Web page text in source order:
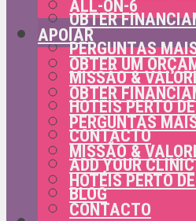
OBTER
PERGUNTAS
MISSÃO &
HOTÉIS PERTO
CONTACTO
ADD YOUR CLINIC
BLOG
ALL-ON-6
APOIAR
OBTER UM
OBTER
PERGUNTAS
MISSÃO &
HOTÉIS PERTO
CONTACTO